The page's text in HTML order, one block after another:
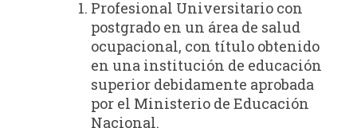
Profesional Universitario con
postgrado en un área de salud
ocupacional, con título obtenido
en una institución de educación
superior debidamente aprobada
por el Ministerio de Educación
Nacional.